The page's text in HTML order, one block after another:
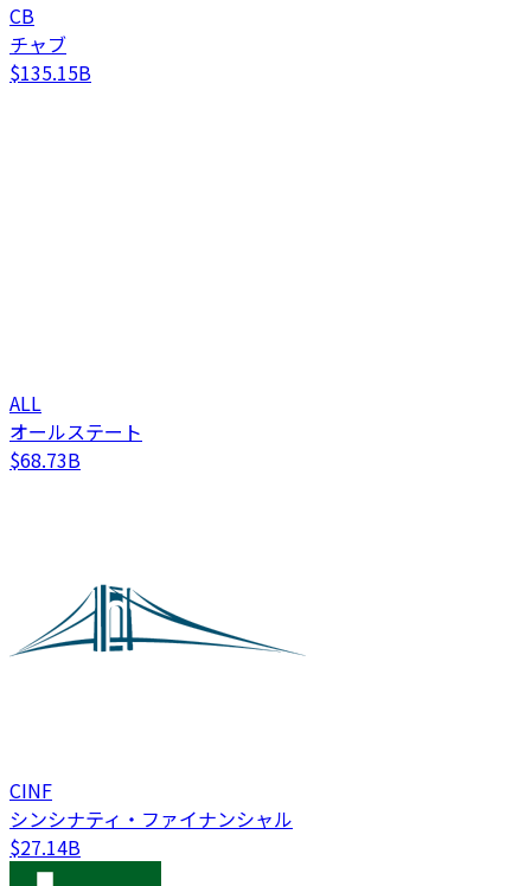
CB
チャブ
$135.15B
ALL
オールステート
$68.73B
CINF
シンシナティ・ファイナンシャル
$27.14B